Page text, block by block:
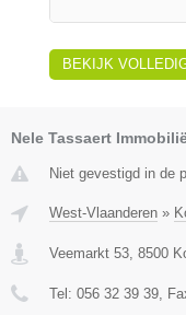
BEKIJK
Nele Tassaert
Niet gevestigd in de
West-Vlaanderen »
Veemarkt 53 8500
Tel: 056 32 39 39 ,